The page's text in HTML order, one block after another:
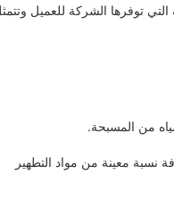
توفرها الشركة للعميل
من المسبحة.
نسبة معينة من مواد التطهير